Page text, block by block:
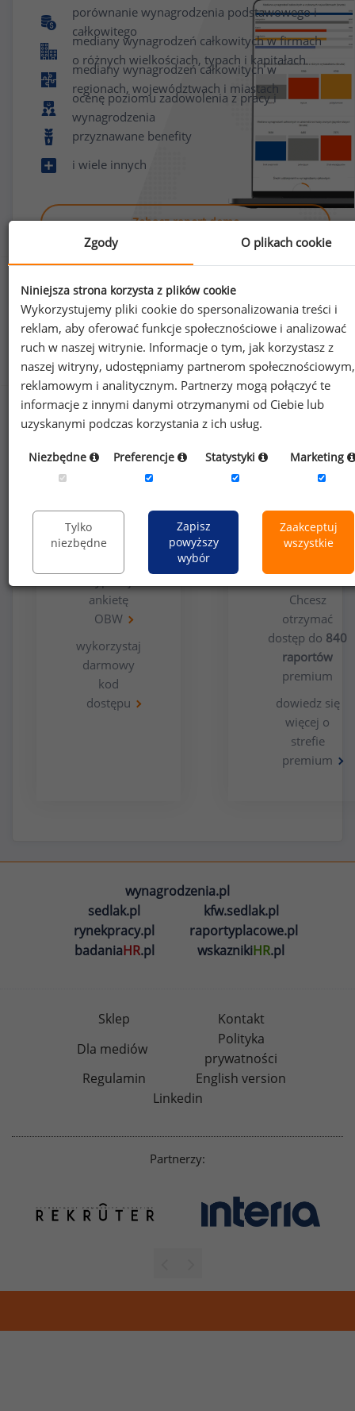
porównanie wynagrodzenia podstawowego i
całkowitego
mediany wynagrodzeń całkowitych w firmach
o różnych wielkościach, typach i kapitałach
mediany wynagrodzeń całkowitych w
regionach, województwach i miastach
ocenę poziomu zadowolenia z pracy i
wynagrodzenia
przyznawane benefity
i wiele innych
Zobacz raport demo
Jak uzyskać dostęp do raportu?
Opcja
bezpłatna
ankietę
OBW
wykorzystaj
darmowy
kod
dostępu
Dla
użytkowników
premium
Chcesz
otrzymać
dostęp do 840
raportów
premium
dowiedz się
więcej o
strefie
premium
wynagrodzenia.pl
sedlak.pl
kfw.sedlak.pl
rynekpracy.pl
raportyplacowe.pl
badaniaHR.pl wskaznikiHR.pl
Sklep
Kontakt
Dla mediów
Polityka
prywatności
Regulamin
English version
Linkedin
Partnerzy:
Zgody O plikach cookie
Niniejsza strona korzysta z plików cookie
Wykorzystujemy pliki cookie do spersonalizowania treści i
reklam, aby oferować funkcje społecznościowe i analizować
ruch w naszej witrynie. Informacje o tym, jak korzystasz z
naszej witryny, udostępniamy partnerom społecznościowym,
reklamowym i analitycznym. Partnerzy mogą połączyć te
informacje z innymi danymi otrzymanymi od Ciebie lub
uzyskanymi podczas korzystania z ich usług.
Niezbędne Preferencje Statystyki Marketing
Tylko
niezbędne
Zapisz
powyższy
wybór
Zaakceptuj
wszystkie